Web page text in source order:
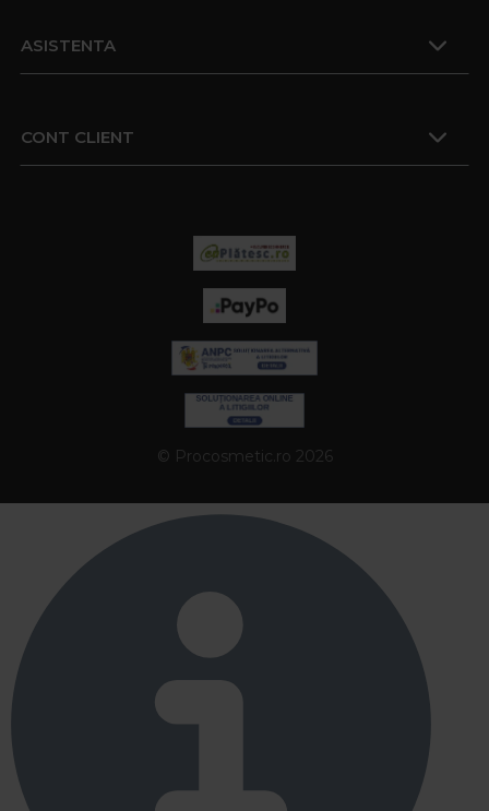
ASISTENTA
CONT CLIENT
© Procosmetic.ro 2026